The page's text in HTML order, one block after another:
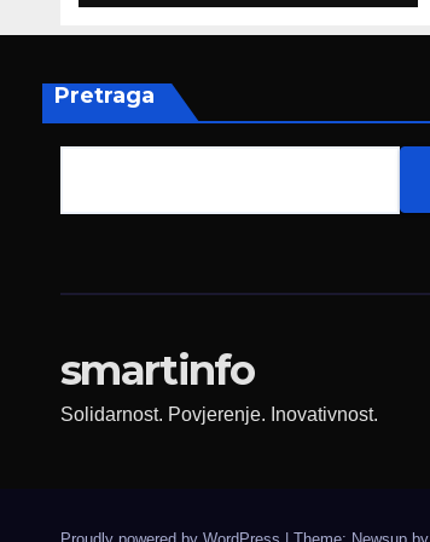
ambasadoru
Njemačke
Pretraga
smartinfo
Solidarnost. Povjerenje. Inovativnost.